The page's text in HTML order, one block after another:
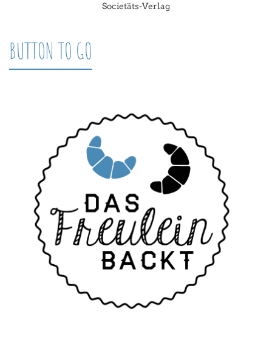
Societäts-Verlag
BUTTON TO GO